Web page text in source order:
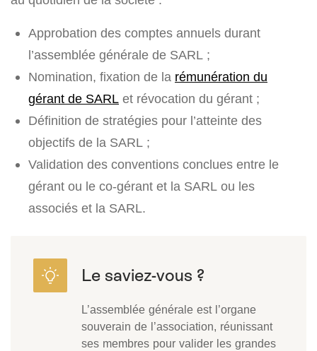
Approbation des comptes annuels durant
l’assemblée générale de SARL ;
Nomination, fixation de la rémunération du
gérant de SARL et révocation du gérant ;
Définition de stratégies pour l’atteinte des
objectifs de la SARL ;
Validation des conventions conclues entre le
gérant ou le co-gérant et la SARL ou les
associés et la SARL.
L’assemblée générale est l’organe
souverain de l’association, réunissant
ses membres pour valider les grandes